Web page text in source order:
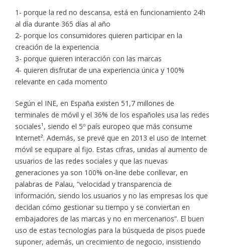
1- porque la red no descansa, está en funcionamiento 24h
al día durante 365 días al año
2- porque los consumidores quieren participar en la
creación de la experiencia
3- porque quieren interacción con las marcas
4- quieren disfrutar de una experiencia única y 100%
relevante en cada momento
Según el INE, en España existen 51,7 millones de
terminales de móvil y el 36% de los españoles usa las redes
sociales¹, siendo el 5º país europeo que más consume
Internet². Además, se prevé que en 2013 el uso de Internet
móvil se equipare al fijo. Estas cifras, unidas al aumento de
usuarios de las redes sociales y que las nuevas
generaciones ya son 100% on-line debe conllevar, en
palabras de Palau, “velocidad y transparencia de
información, siendo los usuarios y no las empresas los que
decidan cómo gestionar su tiempo y se conviertan en
embajadores de las marcas y no en mercenarios”. El buen
uso de estas tecnologías para la búsqueda de pisos puede
suponer, además, un crecimiento de negocio, insistiendo